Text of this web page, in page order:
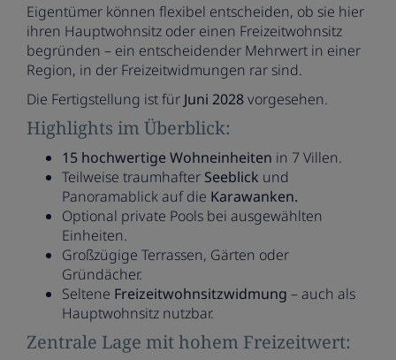
Eigentümer können flexibel entscheiden, ob sie hier
ihren Hauptwohnsitz oder einen Freizeitwohnsitz
begründen – ein entscheidender Mehrwert in einer
Region, in der Freizeitwidmungen rar sind.
Die Fertigstellung ist für Juni 2028vorgesehen.
Highlights im Überblick:
15 hochwertige Wohneinheiten in 7 Villen.
Teilweise traumhafter Seeblick und
Panoramablick auf die Karawanken.
Optional private Pools bei ausgewählten
Einheiten.
Großzügige Terrassen, Gärten oder
Gründächer.
Seltene Freizeitwohnsitzwidmung – auch als
Hauptwohnsitz nutzbar.
Zentrale Lage mit hohem Freizeitwert: